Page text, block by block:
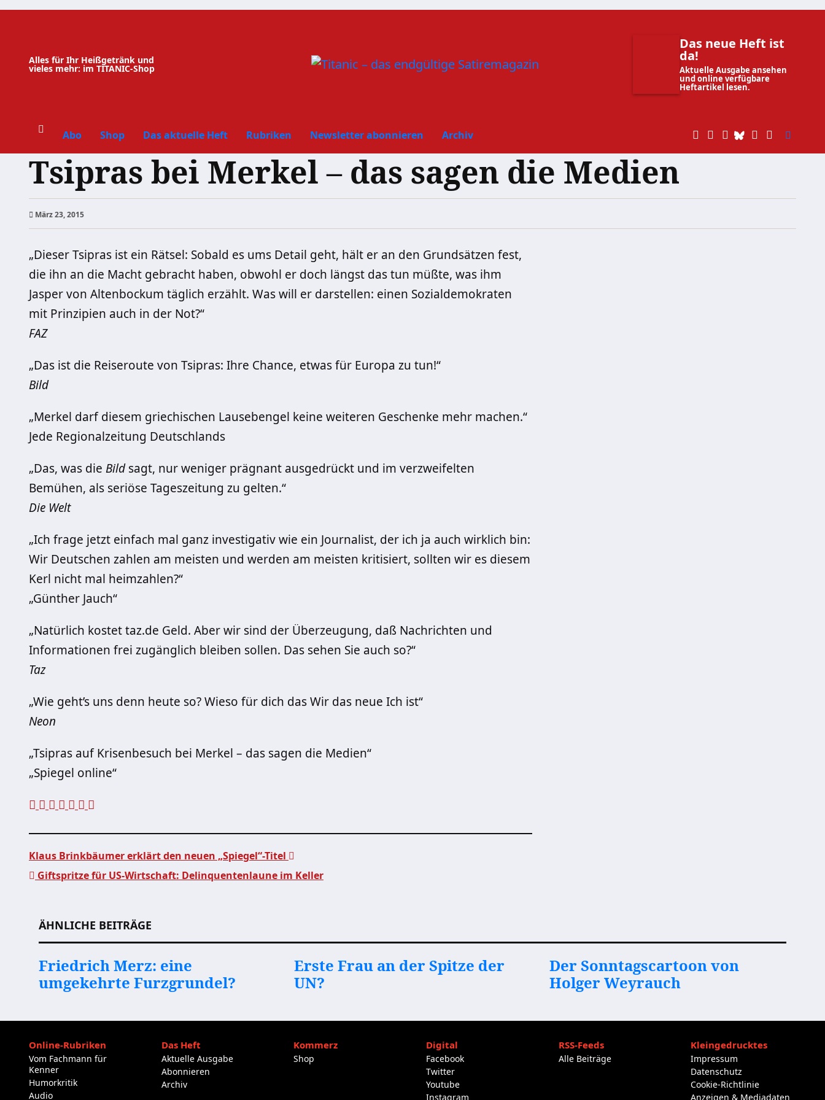
Zum
Alles für Ihr Heißgetränk und
vieles mehr: im TITANIC-Shop
Das neue Heft ist
da!
Aktuelle Ausgabe ansehen
und online verfügbare
Heftartikel lesen.
Abo Shop Das aktuelle Heft Rubriken Newsletter abonnieren Archiv
Tsipras bei Merkel – das sagen die Medien
März 23, 2015
„Dieser Tsipras ist ein Rätsel: Sobald es ums Detail geht, hält er an den Grundsätzen fest,
die ihn an die Macht gebracht haben, obwohl er doch längst das tun müßte, was ihm
Jasper von Altenbockum täglich erzählt. Was will er darstellen: einen Sozialdemokraten
mit Prinzipien auch in der Not?“
FAZ
„Das ist die Reiseroute von Tsipras: Ihre Chance, etwas für Europa zu tun!“
Bild
„Merkel darf diesem griechischen Lausebengel keine weiteren Geschenke mehr machen.“
Jede Regionalzeitung Deutschlands
„Das, was die Bildsagt, nur weniger prägnant ausgedrückt und im verzweifelten
Bemühen, als seriöse Tageszeitung zu gelten.“
Die Welt
„Ich frage jetzt einfach mal ganz investigativ wie ein Journalist, der ich ja auch wirklich bin:
Wir Deutschen zahlen am meisten und werden am meisten kritisiert, sollten wir es diesem
Kerl nicht mal heimzahlen?“
„Günther Jauch“
„Natürlich kostet taz.de Geld. Aber wir sind der Überzeugung, daß Nachrichten und
Informationen frei zugänglich bleiben sollen. Das sehen Sie auch so?“
Taz
„Wie geht’s uns denn heute so? Wieso für dich das Wir das neue Ich ist“
Neon
„Tsipras auf Krisenbesuch bei Merkel – das sagen die Medien“
„Spiegel online“
Klaus Brinkbäumer erklärt den neuen „Spiegel“-Titel
Giftspritze für US-Wirtschaft: Delinquentenlaune im Keller
ÄHNLICHE BEITRÄGE
Friedrich Merz: eine
umgekehrte Furzgrundel?
Erste Frau an der Spitze der
UN?
Der Sonntagscartoon von
Holger Weyrauch
Online-Rubriken
Vom Fachmann für
Kenner
Humorkritik
Audio
Das Heft
Aktuelle Ausgabe
Abonnieren
Archiv
Kommerz
Shop
Digital
Facebook
Twitter
Youtube
Instagram
RSS-Feeds
Alle Beiträge
Kleingedrucktes
Impressum
Datenschutz
Cookie-Richtlinie
Anzeigen & Mediadaten